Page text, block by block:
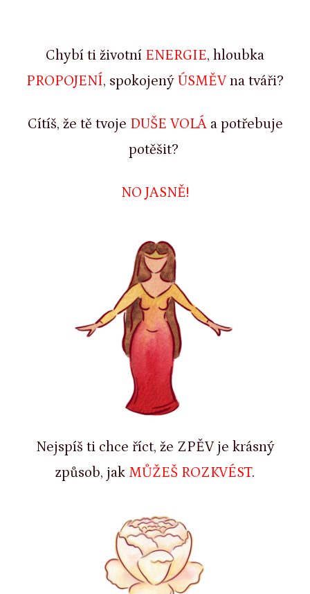
Chybí ti životní ENERGIE, hloubka
PROPOJENÍ, spokojený ÚSMĚVna tváři?
Cítíš, že tě tvoje DUŠE VOLÁa potřebuje
potěšit?
NO JASNĚ!
Nejspíš ti chce říct, že ZPĚV je krásný
způsob, jak MŮŽEŠ ROZKVÉST.